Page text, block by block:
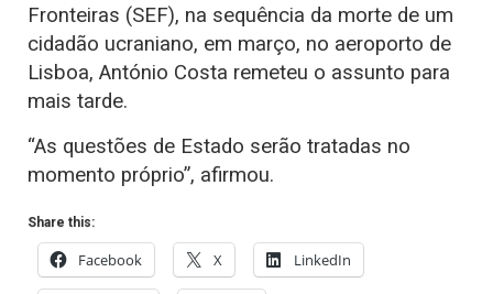
Fronteiras (SEF), na sequência da morte de um
cidadão ucraniano, em março, no aeroporto de
Lisboa, António Costa remeteu o assunto para
mais tarde.
“As questões de Estado serão tratadas no
momento próprio”, afirmou.
Share this:
Facebook X LinkedIn